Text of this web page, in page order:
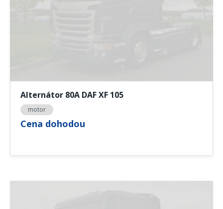
Alternátor 80A DAF XF 105
motor
Cena dohodou